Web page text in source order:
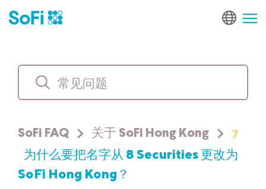
SoFi FAQ 关于 SoFi Hong Kong
7
为什么要把名字从 8 Securities 更改为
SoFi Hong Kong？